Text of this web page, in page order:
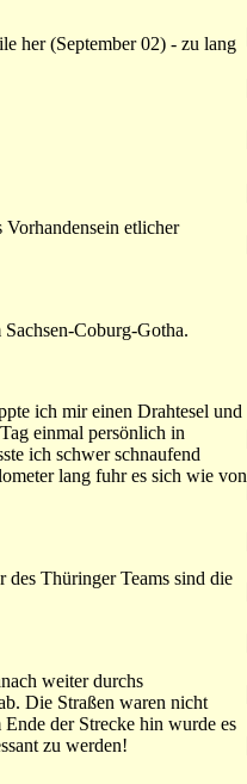
her (September 02) - zu lang
etlicher
Coburg-Gotha.
ich mir einen Drahtesel und
einmal persönlich in
ich schwer schnaufend
lang fuhr es sich wie von
des Thüringer Teams sind die
weiter durchs
Die Straßen waren nicht
der Strecke hin wurde es
zu werden!